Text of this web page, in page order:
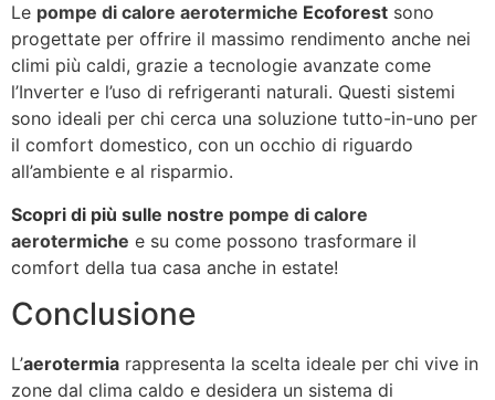
Le pompe di calore aerotermiche Ecoforest sono
progettate per offrire il massimo rendimento anche nei
climi più caldi, grazie a tecnologie avanzate come
l’Inverter e l’uso di refrigeranti naturali. Questi sistemi
sono ideali per chi cerca una soluzione tutto-in-uno per
il comfort domestico, con un occhio di riguardo
all’ambiente e al risparmio.
Scopri di più sulle nostre pompe di calore
aerotermiche e su come possono trasformare il
comfort della tua casa anche in estate!
Conclusione
L’aerotermia rappresenta la scelta ideale per chi vive in
zone dal clima caldo e desidera un sistema di